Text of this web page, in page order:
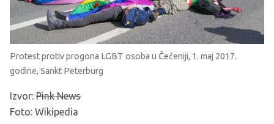
Protest protiv progona LGBT osoba u Čečeniji, 1. maj 2017.
godine, Sankt Peterburg
Izvor: Pink News
Foto: Wikipedia